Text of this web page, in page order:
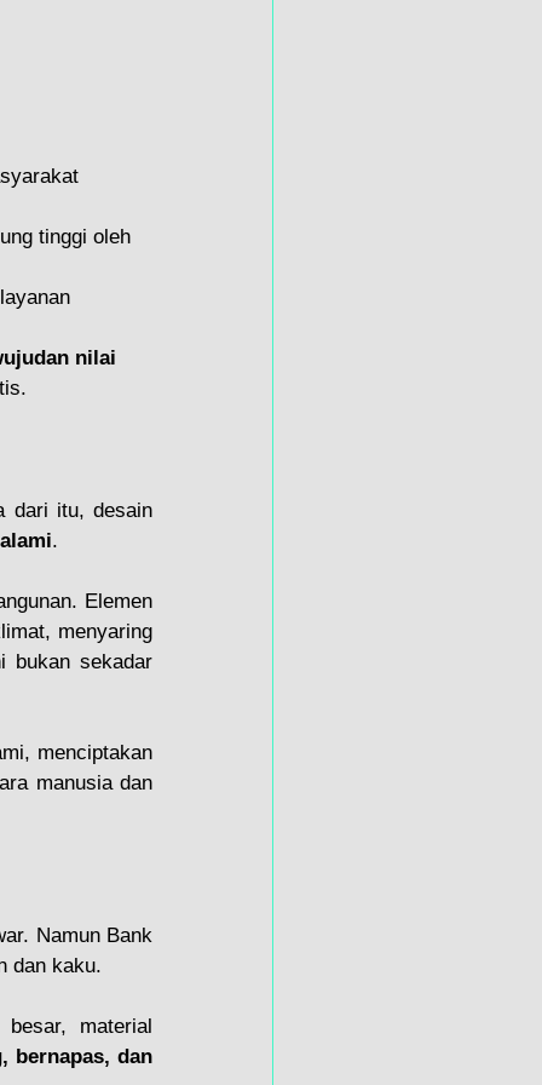
tinggi oleh
nilai
dari itu, desain
.
Elemen
menyaring
bukan sekadar
manusia dan
Namun Bank
dan kaku.
material
bernapas, dan